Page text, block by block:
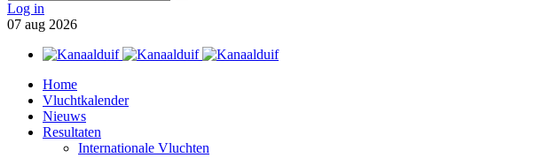
Log in
07 aug 2026
Home
Vluchtkalender
Nieuws
Resultaten
Internationale Vluchten